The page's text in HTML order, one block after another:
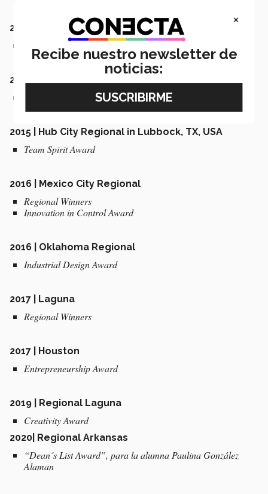
2013 | Las Vegas Regional
Entrepreneurship Award
2015| Mexico City Regional
2015 | Hub City Regional in Lubbock, TX, USA
Team Spirit Award
2016 | Mexico City Regional
Regional Winners
Innovation in Control Award
2016 | Oklahoma Regional
Industrial Design Award
2017 | Laguna
Regional Winners
2017 | Houston
Entrepreneurship Award
2019 | Regional Laguna
Creativity Award
2020| Regional Arkansas
“Dean´s List Award”, para la alumna Paulina González
Alaman
×
Recibe nuestro newsletter de
noticias: